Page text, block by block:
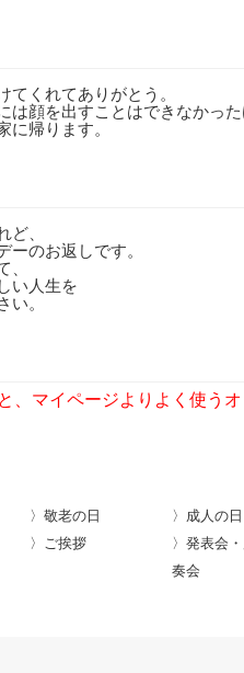
てくれてありがとう。
は顔を出すことはできなかった
に帰ります。
ど、
ーのお返しです。
、
い人生を
い。
、マイページよりよく使う
〉敬老の日 〉成人の日
〉ご挨拶
〉発表会
奏会